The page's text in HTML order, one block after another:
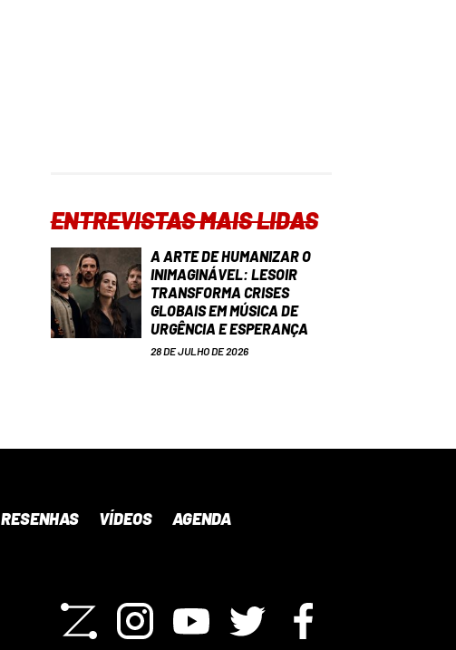
ENTREVISTAS MAIS LIDAS
A ARTE DE HUMANIZAR O
INIMAGINÁVEL: LESOIR
TRANSFORMA CRISES
GLOBAIS EM MÚSICA DE
URGÊNCIA E ESPERANÇA
28 DE JULHO DE 2026
RESENHAS VÍDEOS AGENDA